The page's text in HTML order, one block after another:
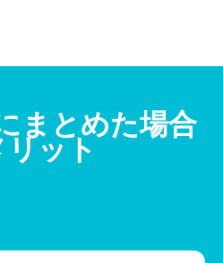
まとめた場合
ット